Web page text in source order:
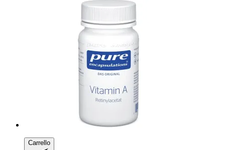
Carrello